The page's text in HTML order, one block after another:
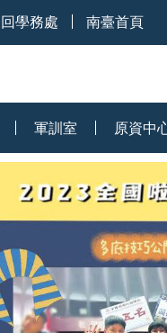
回學務處 南臺首頁
軍訓室 原資中